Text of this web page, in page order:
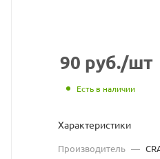
без
сайта
90 руб./шт
Есть в наличии
Характеристики
Производитель —